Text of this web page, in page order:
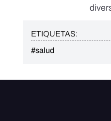
ETIQUETAS:
#salud